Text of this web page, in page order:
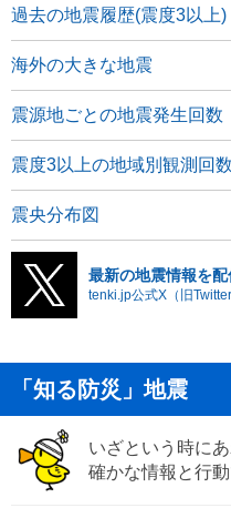
過去の地震履歴(震度3以上)
海外の大きな地震
震源地ごとの地震発生回数
震度3以上の地域別観測回数
震央分布図
最新の地震情報を配
tenki.jp公式X（旧
「知る防災」地震
いざという時に
確かな情報と行